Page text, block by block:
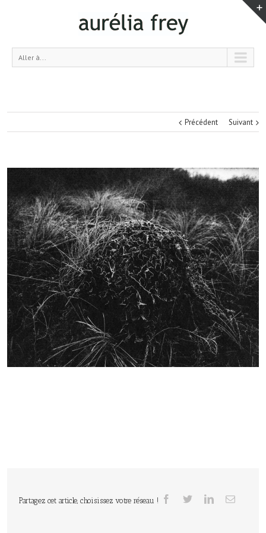
Aller à...
Précédent Suivant
Partagez cet article, choisissez votre réseau !